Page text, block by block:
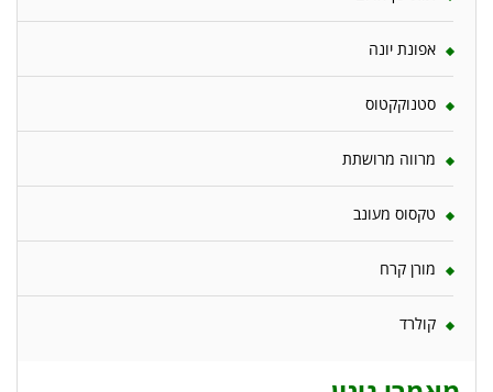
אפונת יונה
סטנוקקטוס
מרווה מרושתת
טקסוס מעונב
מורן קרח
קולרד